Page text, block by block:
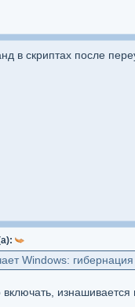
в скриптах после
Windows:
изнашивается